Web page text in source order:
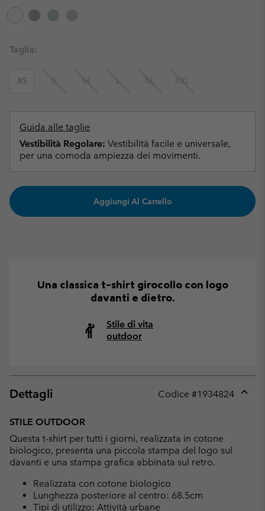
Taglia:
XS S M L XL XXL
Guida alle taglie
Vestibilità Regolare: Vestibilità facile e universale,
per una comoda ampiezza dei movimenti.
Aggiungi Al Carrello
Una classica t-shirt girocollo con logo
davanti e dietro.
Stile di vita
outdoor
Dettagli Codice #1934824
STILE OUTDOOR
Questa t-shirt per tutti i giorni, realizzata in cotone
biologico, presenta una piccola stampa del logo sul
davanti e una stampa grafica abbinata sul retro.
Realizzata con cotone biologico
Lunghezza posteriore al centro: 68.5cm
Tipi di utilizzo: Attività urbane